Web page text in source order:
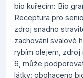
bio kuřecím: Bio
Receptura pro
zdroj snadno
zachování svalové
rybím olejem, zdroj
6, může
látky: obohaceno